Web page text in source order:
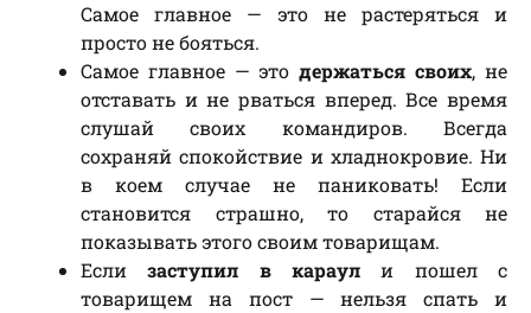
Самое главное — это не растеряться и
просто не бояться.
Самое главное — этодержаться своих, не
отставать и не рваться вперед. Все время
слушай своих командиров. Всегда
сохраняй спокойствие и хладнокровие. Ни
в коем случае не паниковать! Если
становится страшно, то старайся не
показывать этого своим товарищам.
Еслизаступил в караул и пошел с
товарищем на пост — нельзя спать и